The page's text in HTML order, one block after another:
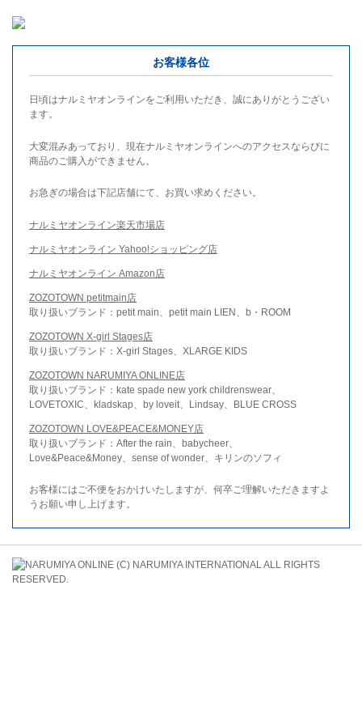
お客様各位
日頃はナルミヤオンラインをご利用いただき、誠にありがとうござい
ます。
大変混みあっており、現在ナルミヤオンラインへのアクセスならびに
商品のご購入ができません。
お急ぎの場合は下記店舗にて、お買い求めください。
ナルミヤオンライン楽天市場店
ナルミヤオンライン Yahoo!ショッピング店
ナルミヤオンライン Amazon店
ZOZOTOWN petitmain店
取り扱いブランド：petit main、petit main LIEN、b・ROOM
ZOZOTOWN X-girl Stages店
取り扱いブランド：X-girl Stages、XLARGE KIDS
ZOZOTOWN NARUMIYA ONLINE店
取り扱いブランド：kate spade new york childrenswear、
LOVETOXIC、kladskap、by loveit、Lindsay、BLUE CROSS
ZOZOTOWN LOVE&PEACE&MONEY店
取り扱いブランド：After the rain、babycheer、
Love&Peace&Money、sense of wonder、キリンのソフィ
お客様にはご不便をおかけいたしますが、何卒ご理解いただきますよ
うお願い申し上げます。